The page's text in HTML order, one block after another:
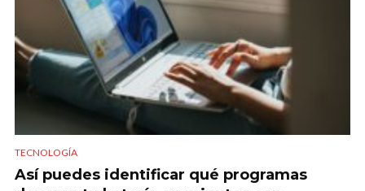
TECNOLOGÍA
Así puedes identificar qué programas